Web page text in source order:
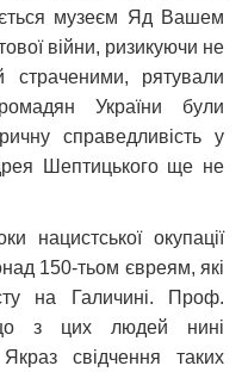
музеєм Яд Вашем
війни, ризикуючи не
рятували
України були
справедливість у
Шептицького ще не
нацистської окупації
150-тьом євреям, які
на Галичині. Проф.
з цих людей нині
свідчення таких